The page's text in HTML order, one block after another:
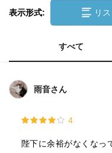
表示形式: リス
すべて
雨音さん
4
陛下に余裕がなくなっ